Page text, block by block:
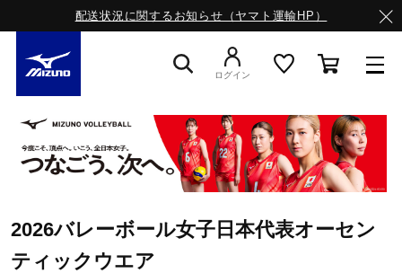
配送状況に関するお知らせ（ヤマト運輸HP）
スニーカー
ライフスタイルウエア
ランニング
ログイン
2026バレーボール女子日本代表オーセン
ティックウエア